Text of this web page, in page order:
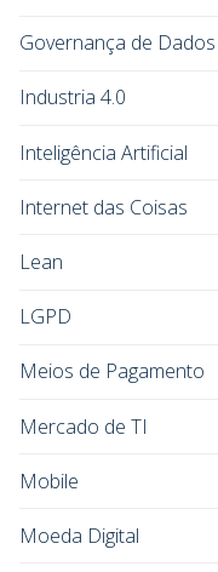
Governança de Dados
Industria 4.0
Inteligência Artificial
Internet das Coisas
Lean
LGPD
Meios de Pagamento
Mercado de TI
Mobile
Moeda Digital